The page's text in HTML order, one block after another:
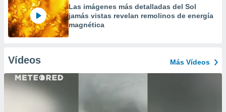
Las imágenes más detalladas del Sol
jamás vistas revelan remolinos de energía
magnética
Vídeos Más Vídeos